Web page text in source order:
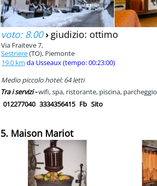
voto: 8.00› giudizio: ottimo
Via Fraiteve 7,
Sestriere(TO), Piemonte
19.0 km da Usseaux (tempo: 00:23:00)
Medio piccolo hotel: 64 letti
Tra i servizi -wifi, spa, ristorante, piscina, parcheggio
012277040 3334356415 Fb Sito
5. Maison Mariot